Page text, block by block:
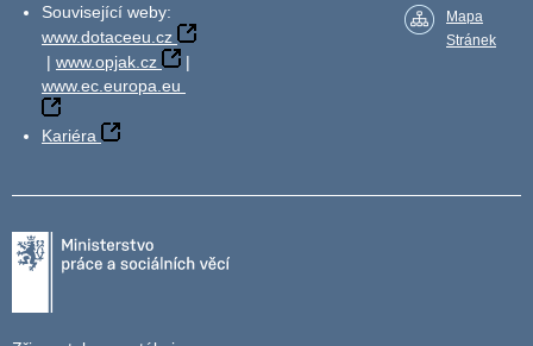
Související weby:
www.dotaceeu.cz
| www.opjak.cz
|
www.ec.europa.eu
Kariéra
Mapa
Stránek